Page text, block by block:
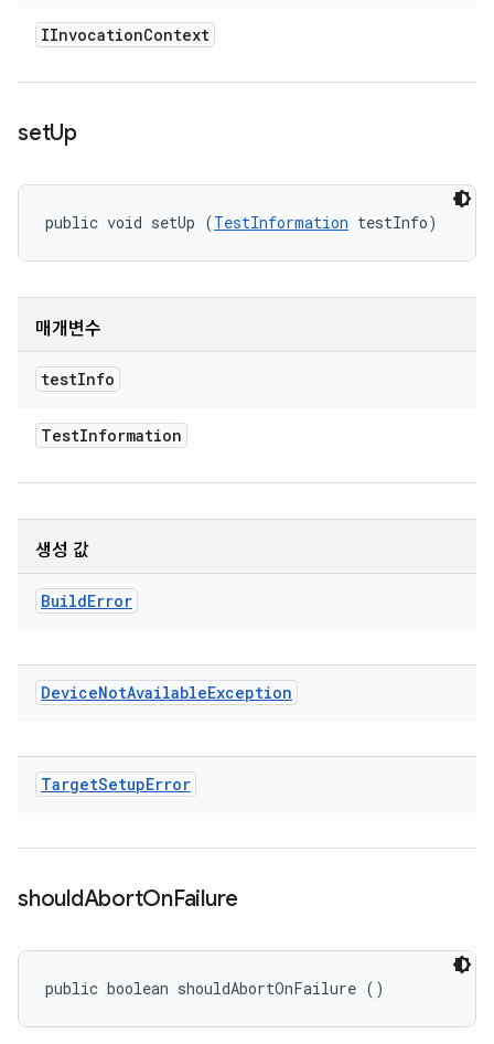
IInvocationContext
setUp
public void setUp (TestInformation testInfo)
매개변수
testInfo
TestInformation
생성 값
BuildError
DeviceNotAvailableException
TargetSetupError
shouldAbortOnFailure
public boolean shouldAbortOnFailure ()